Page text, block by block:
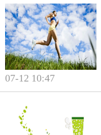
07-12 10:47